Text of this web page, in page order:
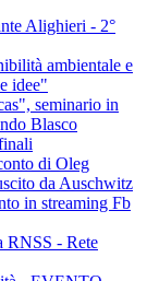
Alighieri - 2°
ambientale e
idee"
seminario in
Blasco
di Oleg
da Auschwitz
in streaming Fb
RNSS - Rete